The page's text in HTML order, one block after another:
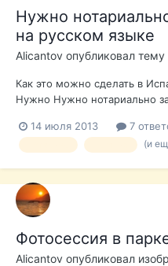
Нужно
на русском языке
Alicantov опубликовал тему
Как это можно сделать в
Нужно Нужно нотариально
такое http://help.r01.ru/
14 июля 2013 7
(и
Фотосессия в
Alicantov опубликовал